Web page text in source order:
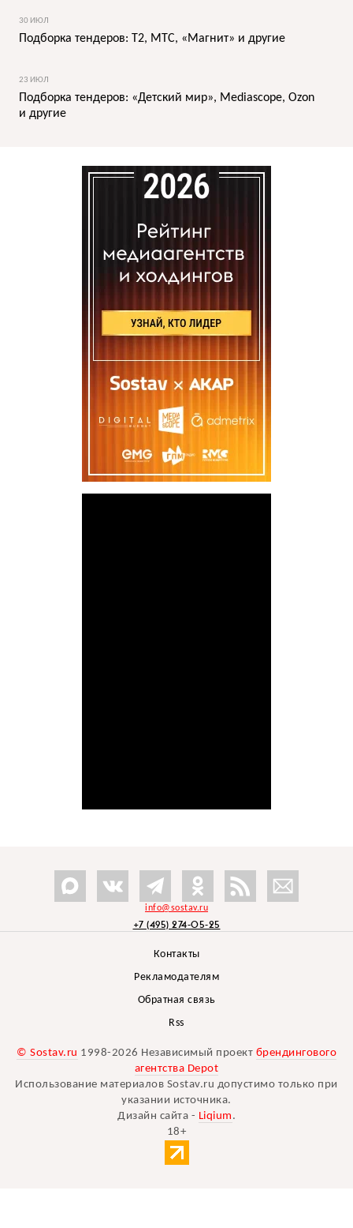
30 ИЮЛ
Подборка тендеров: T2, МТС, «Магнит» и другие
23 ИЮЛ
Подборка тендеров: «Детский мир», Mediascope, Ozon
и другие
info@sostav.ru
+7 (495) 274-05-25
Контакты
Рекламодателям
Обратная связь
Rss
© Sostav.ru 1998-2026 Независимый проект брендингового
агентства Depot
Использование материалов Sostav.ru допустимо только при
указании источника.
Дизайн сайта - Liqium .
18+